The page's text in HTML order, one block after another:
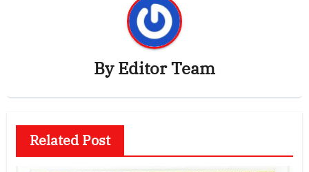
ByEditor Team
Related Post